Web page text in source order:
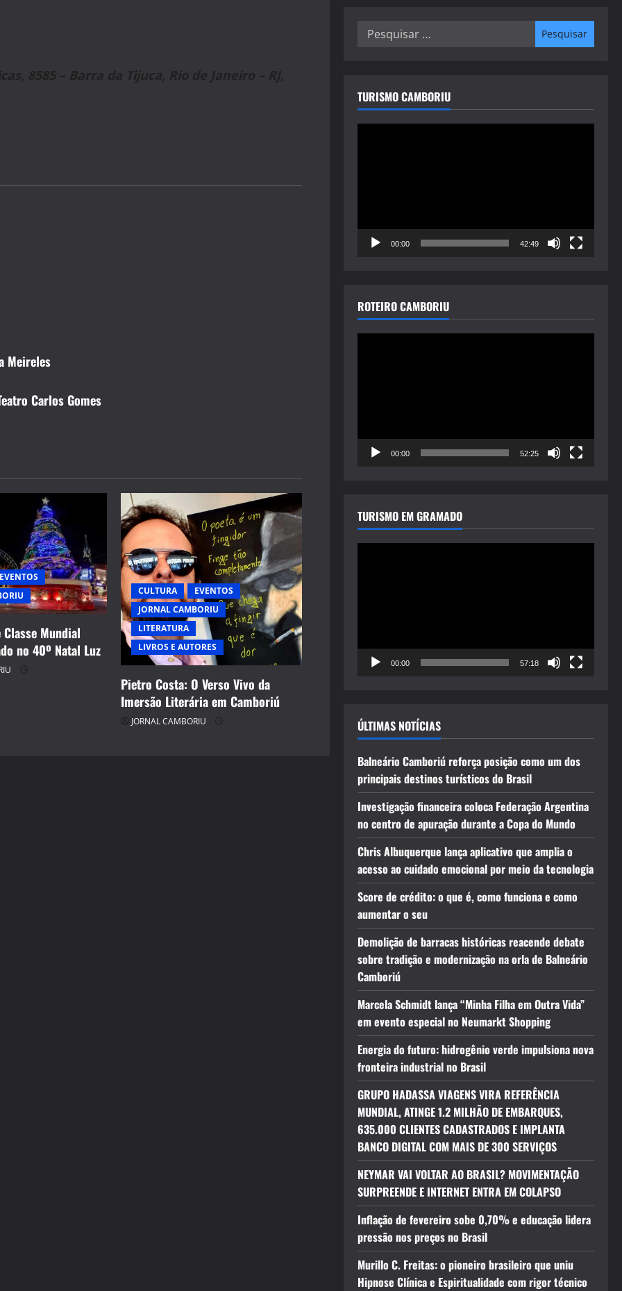
8585 – Barra da Tijuca, Rio de Janeiro – RJ,
Meireles
Carlos Gomes
EVENTOS
Mundial
no 40º Natal Luz
CULTURA
EVENTOS
JORNAL CAMBORIU
LITERATURA
LIVROS E AUTORES
Pietro Costa: O Verso Vivo da
Imersão Literária em Camboriú
JORNAL CAMBORIU
Pesquisar
TURISMO CAMBORIU
00:00 42:49
ROTEIRO CAMBORIU
00:00 52:25
TURISMO EM GRAMADO
00:00 57:18
ÚLTIMAS NOTÍCIAS
Balneário Camboriú reforça posição como um dos
principais destinos turísticos do Brasil
Investigação financeira coloca Federação Argentina
no centro de apuração durante a Copa do Mundo
Chris Albuquerque lança aplicativo que amplia o
acesso ao cuidado emocional por meio da tecnologia
Score de crédito: o que é, como funciona e como
aumentar o seu
Demolição de barracas históricas reacende debate
sobre tradição e modernização na orla de Balneário
Camboriú
Marcela Schmidt lança “Minha Filha em Outra Vida”
em evento especial no Neumarkt Shopping
Energia do futuro: hidrogênio verde impulsiona nova
fronteira industrial no Brasil
GRUPO HADASSA VIAGENS VIRA REFERÊNCIA
MUNDIAL, ATINGE 1.2 MILHÃO DE EMBARQUES,
635.000 CLIENTES CADASTRADOS E IMPLANTA
BANCO DIGITAL COM MAIS DE 300 SERVIÇOS
NEYMAR VAI VOLTAR AO BRASIL? MOVIMENTAÇÃO
SURPREENDE E INTERNET ENTRA EM COLAPSO
Inflação de fevereiro sobe 0,70% e educação lidera
pressão nos preços no Brasil
Murillo C. Freitas: o pioneiro brasileiro que uniu
Hipnose Clínica e Espiritualidade com rigor técnico